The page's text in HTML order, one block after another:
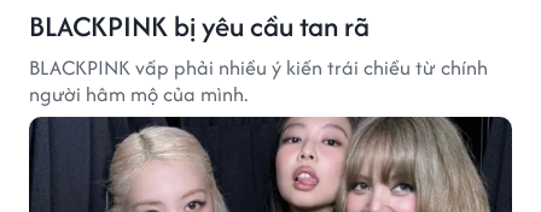
BLACKPINK bị yêu cầu tan rã
BLACKPINK vấp phải nhiều ý kiến trái chiều từ chính
người hâm mộ của mình.